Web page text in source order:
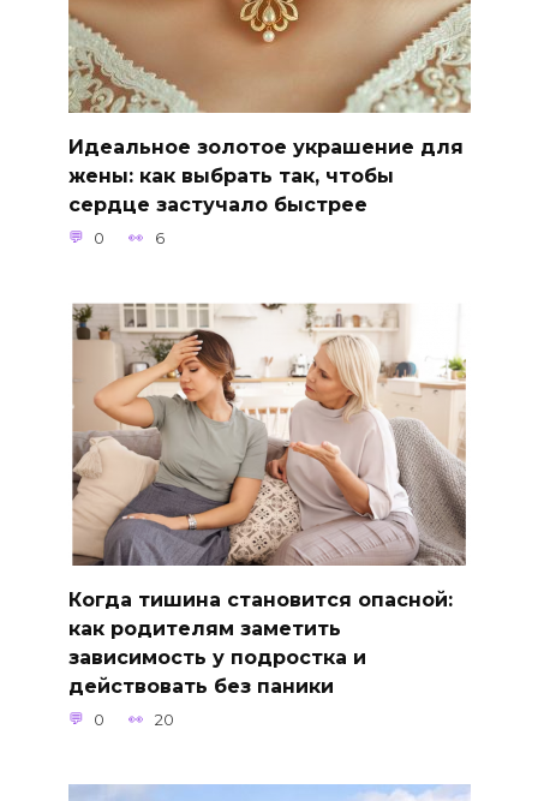
Идеальное золотое украшение для
жены: как выбрать так, чтобы
сердце застучало быстрее
0 6
Когда тишина становится опасной:
как родителям заметить
зависимость у подростка и
действовать без паники
0 20